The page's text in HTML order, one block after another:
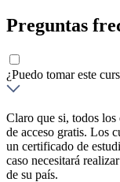
Preguntas
¿Puedo tomar este
Claro que si, todos
de acceso gratis. Los
un certificado de
caso necesitará
de su país.